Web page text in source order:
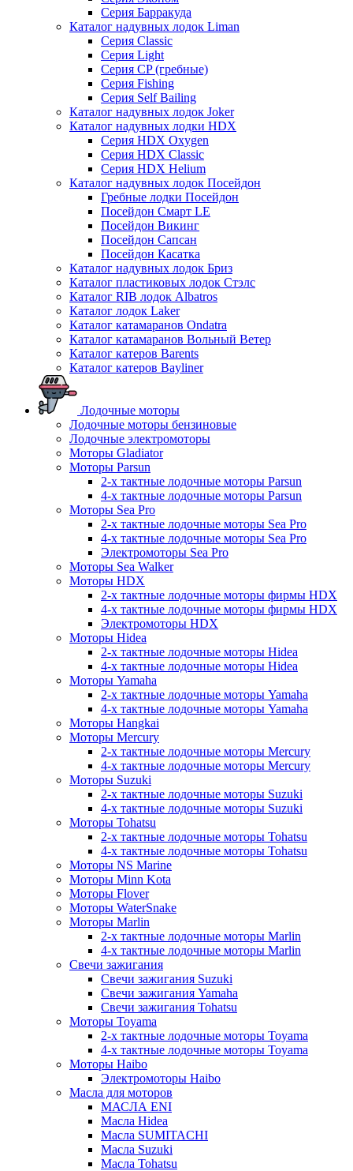
Серия Барракуда
Каталог надувных лодок Liman
Серия Classic
Серия Light
Серия CP (гребные)
Серия Fishing
Серия Self Bailing
Каталог надувных лодок Joker
Каталог надувных лодки HDX
Серия HDX Oxygen
Серия HDX Classic
Серия HDX Helium
Каталог надувных лодок Посейдон
Гребные лодки Посейдон
Посейдон Смарт LE
Посейдон Викинг
Посейдон Сапсан
Посейдон Касатка
Каталог надувных лодок Бриз
Каталог пластиковых лодок Стэлс
Каталог RIB лодок Albatros
Каталог лодок Laker
Каталог катамаранов Ondatra
Каталог катамаранов Вольный Ветер
Каталог катеров Barents
Каталог катеров Bayliner
Лодочные моторы
Лодочные моторы бензиновые
Лодочные электромоторы
Моторы Gladiator
Моторы Parsun
2-х тактные лодочные моторы Parsun
4-х тактные лодочные моторы Parsun
Моторы Sea Pro
2-х тактные лодочные моторы Sea Pro
4-х тактные лодочные моторы Sea Pro
Электромоторы Sea Pro
Моторы Sea Walker
Моторы HDX
2-х тактные лодочные моторы фирмы HDX
4-х тактные лодочные моторы фирмы HDX
Электромоторы HDX
Моторы Hidea
2-х тактные лодочные моторы Hidea
4-х тактные лодочные моторы Hidea
Моторы Yamaha
2-х тактные лодочные моторы Yamaha
4-х тактные лодочные моторы Yamaha
Моторы Hangkai
Моторы Mercury
2-х тактные лодочные моторы Mercury
4-х тактные лодочные моторы Mercury
Моторы Suzuki
2-х тактные лодочные моторы Suzuki
4-х тактные лодочные моторы Suzuki
Моторы Tohatsu
2-х тактные лодочные моторы Tohatsu
4-х тактные лодочные моторы Tohatsu
Моторы NS Marine
Моторы Minn Kota
Моторы Flover
Моторы WaterSnake
Моторы Marlin
2-х тактные лодочные моторы Marlin
4-х тактные лодочные моторы Marlin
Свечи зажигания
Свечи зажигания Suzuki
Свечи зажигания Yamaha
Свечи зажигания Tohatsu
Моторы Toyama
2-х тактные лодочные моторы Toyama
4-х тактные лодочные моторы Toyama
Моторы Haibo
Электромоторы Haibo
Масла для моторов
МАСЛА ENI
Масла Hidea
Масла SUMITACHI
Масла Suzuki
Масла Tohatsu